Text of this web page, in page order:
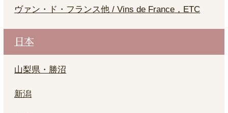
ヴァン・ド・フランス他 / Vins de France，ETC
日本
山梨県・勝沼
新潟